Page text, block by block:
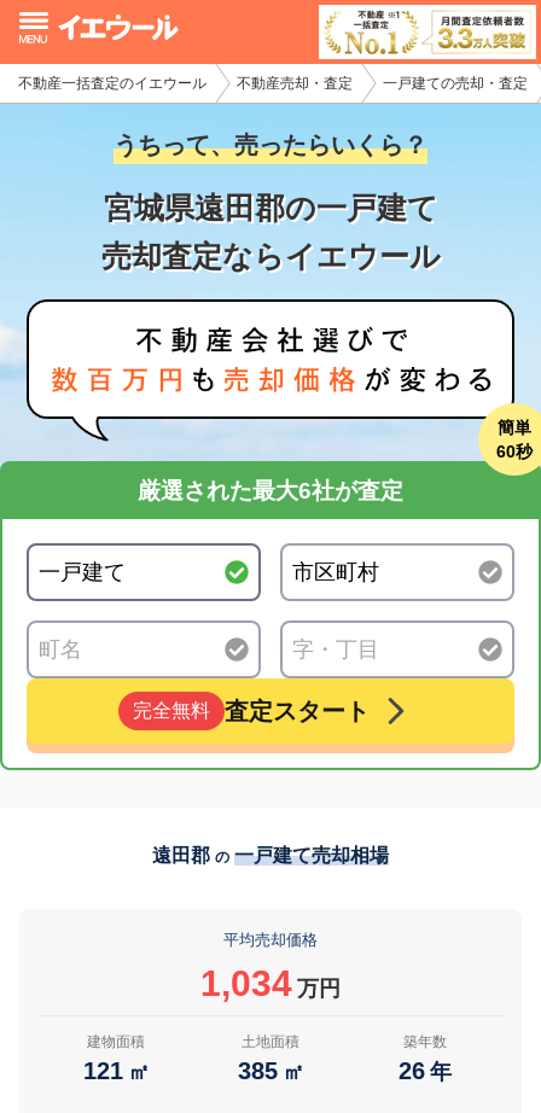
不動産一括査定のイエウール 不動産売却・査定 一戸建ての売却・査定
うちって、売ったらいくら？
宮城県遠田郡の一戸建て
売却査定ならイエウール
簡単
60秒
厳選された最大6社が査定
完全無料 査定スタート
遠田郡 の 一戸建て売却相場
平均売却価格
1,034 万円
建物面積
121 ㎡
土地面積
385 ㎡
築年数
26 年
イエウール加盟希望の不動産会社様
初めての方へ
不動産売却の流れ
不動産の売却・一括査定
家査定シミュレーター
お問い合わせ